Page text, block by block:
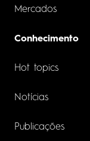
Mercados
Conhecimento
Hot topics
Notícias
Publicações